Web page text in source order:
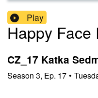
Play
Happy Face
CZ_17 Katka
Season 3, Ep. 17 •